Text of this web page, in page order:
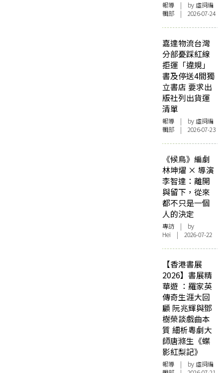
報導 | by 虛詞編
輯部 | 2026-07-24
嘉達物流台灣
分部憂踩紅線
拒運「違規」
書及停送4間獨
立書店 要求出
版社列出貨運
清單
報導 | by 虛詞編
輯部 | 2026-07-23
《候鳥》編劇
林坤燿 × 導演
李智達：離開
與留下，從來
都不只是一個
人的決定
專訪 | by
Hei | 2026-07-22
【香港書展
2026】書展精
華遊 ：羅家英
傳奇生涯大回
顧 阮兆輝與鄧
樹榮談戲曲本
質 細析粵劇大
師唐滌生《蝶
影紅梨記》
報導 | by 虛詞編